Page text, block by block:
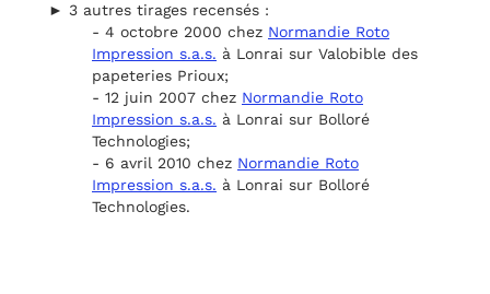
► 3 autres tirages recensés :
- 4 octobre 2000 chez Normandie Roto
Impression s.a.s. à Lonrai sur Valobible des
papeteries Prioux;
- 12 juin 2007 chez Normandie Roto
Impression s.a.s. à Lonrai sur Bolloré
Technologies;
- 6 avril 2010 chez Normandie Roto
Impression s.a.s. à Lonrai sur Bolloré
Technologies.